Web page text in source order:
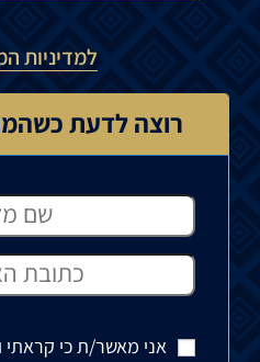
למדיניות
רוצה לדעת
אני מאשר/ת כי קראתי